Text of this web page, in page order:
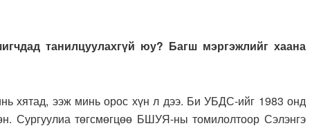
танилцуулахгүй юу? Багш мэргэжлийг хаана
хятад, ээж минь орос хүн л дээ. Би УБДС-ийг 1983 онд
Сургуулиа төгсмөгцөө БШУЯ-ны томилолтоор Сэлэнгэ